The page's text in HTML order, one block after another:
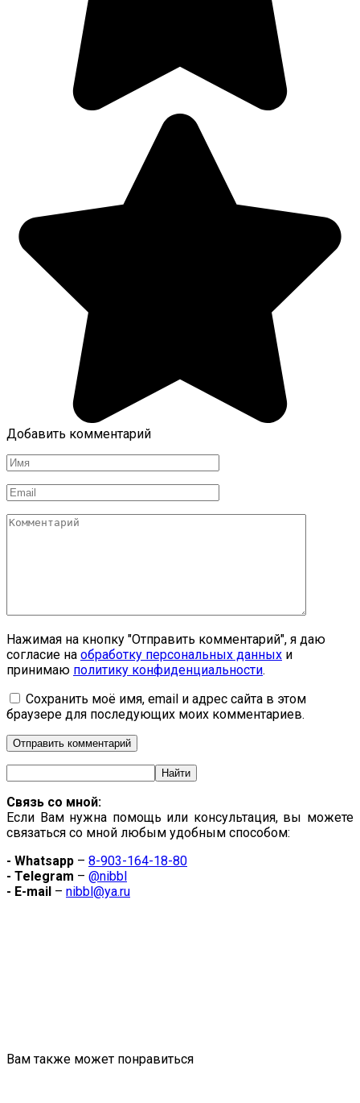
Добавить комментарий
Имя
*
Email
*
Комментарий
Нажимая на кнопку "Отправить комментарий", я даю
согласие на обработку персональных данных и
принимаю политику конфиденциальности.
Сохранить моё имя, email и адрес сайта в этом
браузере для последующих моих комментариев.
Связь со мной:
Если Вам нужна помощь или консультация, вы можете
связаться со мной любым удобным способом:
- Whatsapp – 8-903-164-18-80
- Telegram – @nibbl
- E-mail – nibbl@ya.ru
Вам также может понравиться